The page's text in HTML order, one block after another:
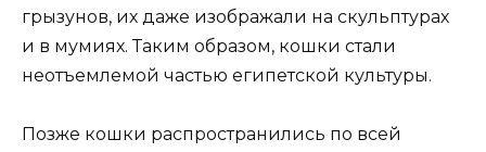
грызунов, их даже изображали на скульптурах
и в мумиях. Таким образом, кошки стали
неотъемлемой частью египетской культуры.
Позже кошки распространились по всей